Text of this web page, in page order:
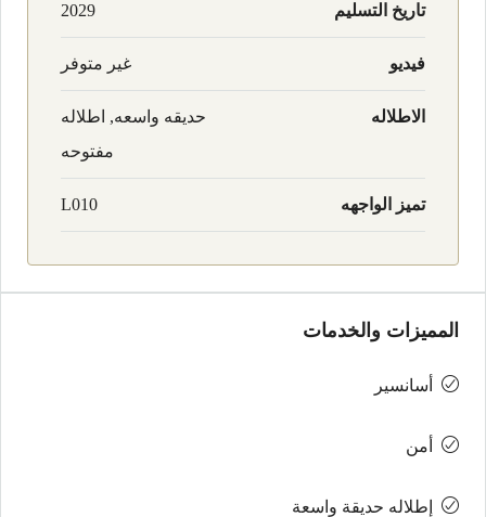
تاريخ التسليم 2029
فيديو غير متوفر
الاطلاله
حديقه واسعه, اطلاله
مفتوحه
تميز الواجهه L010
المميزات والخدمات
أسانسير
أمن
إطلاله حديقة واسعة